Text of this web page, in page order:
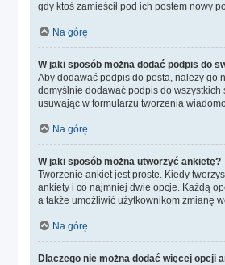
gdy ktoś zamieścił pod ich postem nowy
Na górę
W jaki sposób można dodać podpis do
Aby dodawać podpis do posta, należy go
domyślnie dodawać podpis do
usuwając w formularzu tworzenia
Na górę
W jaki sposób można utworzyć ankietę?
Tworzenie ankiet jest proste. Kiedy
ankiety i co najmniej dwie opcje. Każdą
a także umożliwić użytkownikom zmianę
Na górę
Dlaczego nie można dodać więcej opcji